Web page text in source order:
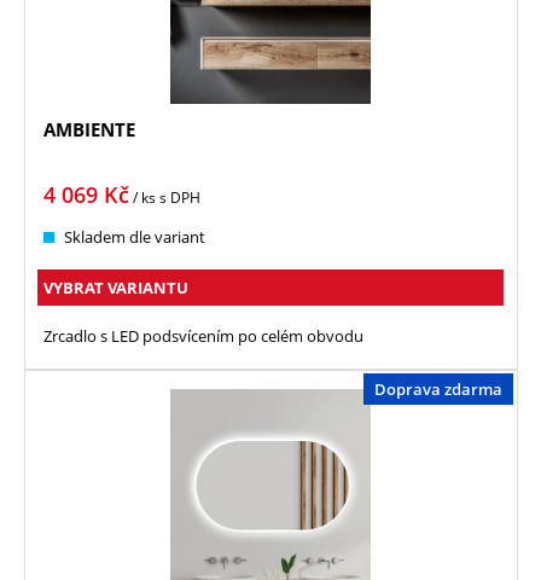
AMBIENTE
4 069 Kč/ kss DPH
Skladem dle variant
VYBRAT VARIANTU
Zrcadlo s LED podsvícením po celém obvodu
Doprava zdarma